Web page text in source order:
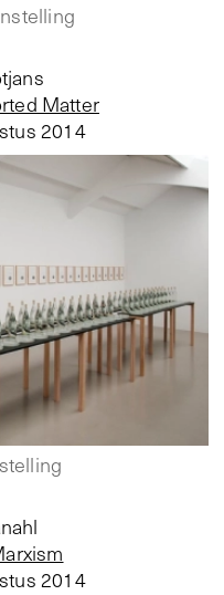
Matter
2014
2014